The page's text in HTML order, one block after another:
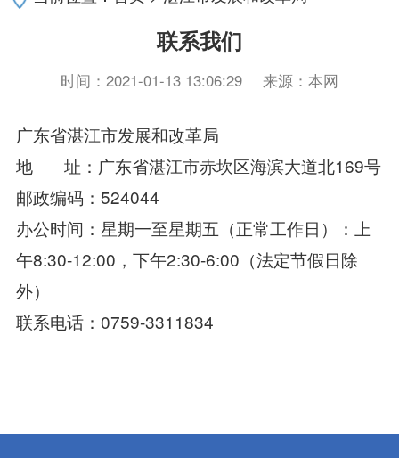
联系我们
时间：2021-01-13 13:06:29 来源：本网
广东省湛江市发展和改革局
地 址：广东省湛江市赤坎区海滨大道北169号
邮政编码：524044
办公时间：星期一至星期五（正常工作日）：上
午8:30-12:00，下午2:30-6:00（法定节假日除
外）
联系电话：0759-3311834